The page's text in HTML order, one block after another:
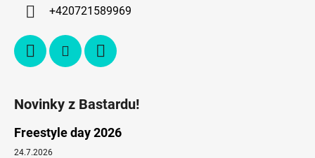
+420721589969
Novinky z Bastardu!
Freestyle day 2026
24.7.2026